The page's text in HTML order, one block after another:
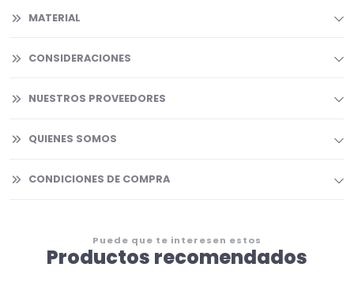
MATERIAL
CONSIDERACIONES
NUESTROS PROVEEDORES
QUIENES SOMOS
CONDICIONES DE COMPRA
Puede que te interesen estos
Productos recomendados